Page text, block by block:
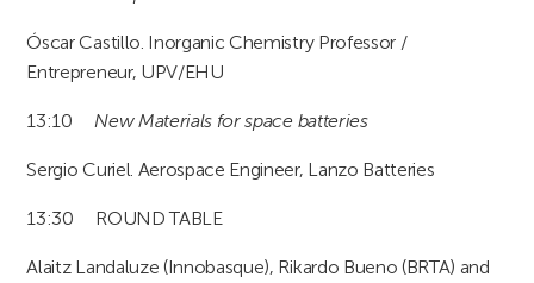
Óscar Castillo. Inorganic Chemistry Professor /
Entrepreneur, UPV/EHU
13:10 New Materials for space batteries
Sergio Curiel. Aerospace Engineer, Lanzo Batteries
13:30 ROUND TABLE
Alaitz Landaluze (Innobasque), Rikardo Bueno (BRTA) and